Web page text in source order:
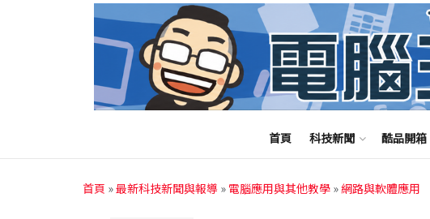
首頁 科技新聞 酷品開箱
首頁 »最新科技新聞與報導 » 電腦應用與其他教學 »網路與軟體應用